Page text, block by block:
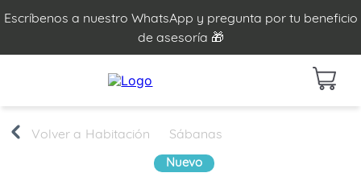
Escríbenos a nuestro WhatsApp y pregunta por tu beneficio
de asesoría 🎁
Habitación Sábanas
Nuevo